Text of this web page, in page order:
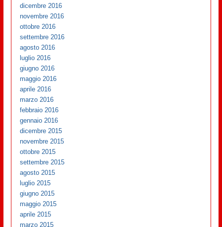
dicembre 2016
novembre 2016
ottobre 2016
settembre 2016
agosto 2016
luglio 2016
giugno 2016
maggio 2016
aprile 2016
marzo 2016
febbraio 2016
gennaio 2016
dicembre 2015
novembre 2015
ottobre 2015
settembre 2015
agosto 2015
luglio 2015
giugno 2015
maggio 2015
aprile 2015
marzo 2015